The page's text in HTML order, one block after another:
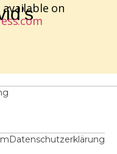
on
Datenschutzerklärung